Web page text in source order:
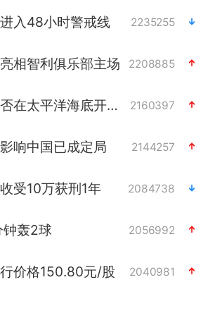
入48小时警戒线 2235255
相智利俱乐部主场 2208885
中方回应是否在太平洋海底开采稀土 2160397
响中国已成定局 2144257
受10万获刑1年 2084738
钟轰2球 2056992
价格150.80元/股 2040981